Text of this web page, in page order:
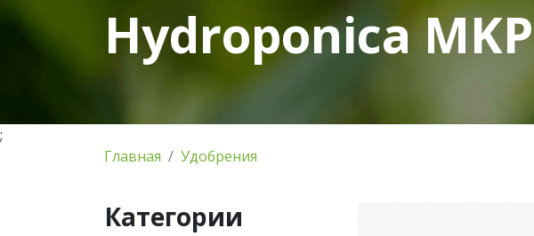
Hydroponica MKP
;
Главная
Удобрения
Категории